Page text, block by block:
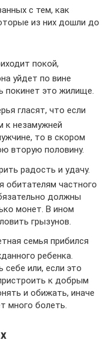
с тем, как
из них дошли до
покой,
уйдет по вине
покинет это жилище.
гласят, что если
к незамужней
то в скором
вторую половину.
радость и удачу.
обитателям частного
должны
монет. В ином
грызунов.
семья прибился
ребенка.
или, если это
к добрым
и обижать, иначе
много болеть.